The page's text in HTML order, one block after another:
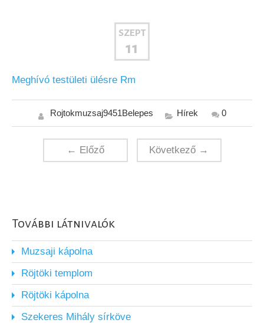
SZEPT
11
Meghívó testületi ülésre Rm
Rojtokmuzsaj9451Belepes Hírek 0
← Előző Következő →
További látnivalók
Muzsaji kápolna
Röjtöki templom
Röjtöki kápolna
Szekeres Mihály sírköve